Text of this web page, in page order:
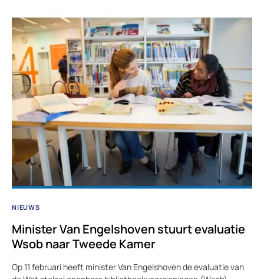
NIEUWS
Minister Van Engelshoven stuurt evaluatie
Wsob naar Tweede Kamer
Op 11 februari heeft minister Van Engelshoven de evaluatie van